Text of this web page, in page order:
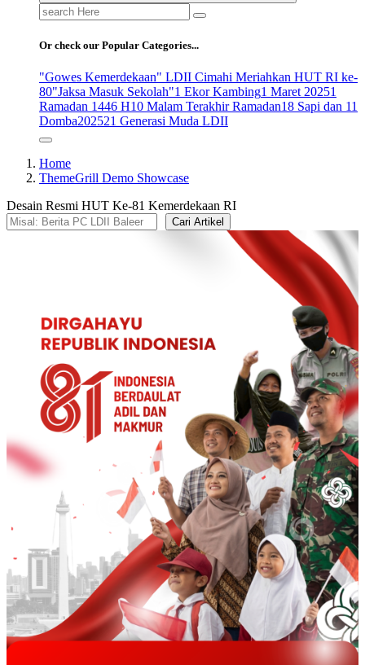
Search
for:
Or check our Popular Categories...
"Gowes Kemerdekaan" LDII Cimahi Meriahkan HUT RI ke-
80"Jaksa Masuk Sekolah"1 Ekor Kambing1 Maret 20251
Ramadan 1446 H10 Malam Terakhir Ramadan18 Sapi dan 11
Domba202521 Generasi Muda LDII
Home
ThemeGrill Demo Showcase
Desain Resmi HUT Ke-81 Kemerdekaan RI
Cari Artikel